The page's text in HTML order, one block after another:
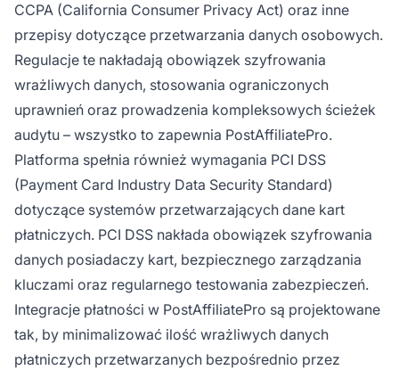
CCPA (California Consumer Privacy Act) oraz inne
przepisy dotyczące przetwarzania danych osobowych.
Regulacje te nakładają obowiązek szyfrowania
wrażliwych danych, stosowania ograniczonych
uprawnień oraz prowadzenia kompleksowych ścieżek
audytu – wszystko to zapewnia PostAffiliatePro.
Platforma spełnia również wymagania PCI DSS
(Payment Card Industry Data Security Standard)
dotyczące systemów przetwarzających dane kart
płatniczych. PCI DSS nakłada obowiązek szyfrowania
danych posiadaczy kart, bezpiecznego zarządzania
kluczami oraz regularnego testowania zabezpieczeń.
Integracje płatności w PostAffiliatePro są projektowane
tak, by minimalizować ilość wrażliwych danych
płatniczych przetwarzanych bezpośrednio przez